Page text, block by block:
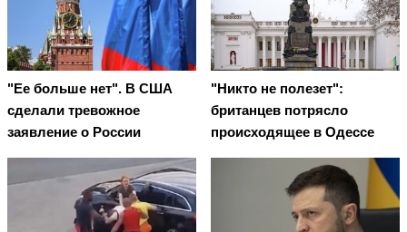
"Ее больше нет". В США
сделали тревожное
заявление о России
"Никто не полезет":
британцев потрясло
происходящее в Одессе